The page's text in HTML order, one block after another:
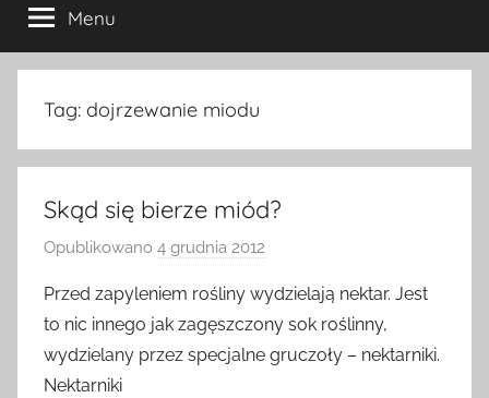
Menu
Tag: dojrzewanie miodu
Skąd się bierze miód?
Opublikowano 4 grudnia 2012
z
e
z
Przed zapyleniem rośliny wydzielają nektar. Jest
to nic innego jak zagęszczony sok roślinny,
wydzielany przez specjalne gruczoły – nektarniki.
Nektarniki